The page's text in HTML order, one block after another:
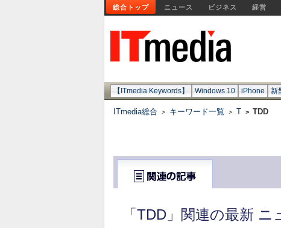
総合トップ ニュース ビジネス 経営
【ITmedia Keywords】 Windows 10 iPhone 新
ITmedia総合 > キーワード一覧 > T > TDD
「TDD」関連の最新